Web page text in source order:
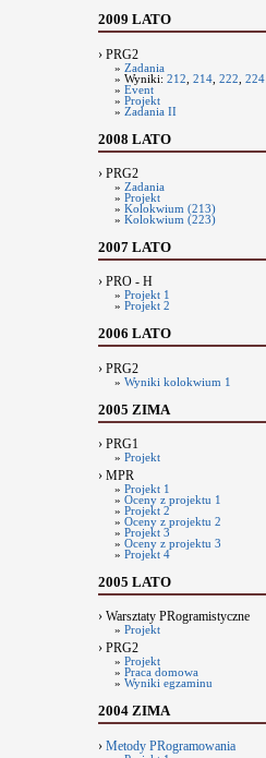
2009 LATO
› PRG2
» Zadania
» Wyniki: 212 214 222
224
» Event
» Projekt
» Zadania II
2008 LATO
› PRG2
» Zadania
» Projekt
» Kolokwium (213)
» Kolokwium (223)
2007 LATO
› PRO - H
» Projekt 1
» Projekt 2
2006 LATO
› PRG2
» Wyniki kolokwium 1
2005 ZIMA
› PRG1
» Projekt
› MPR
» Projekt 1
» Oceny z projektu 1
» Projekt 2
» Oceny z projektu 2
» Projekt 3
» Oceny z projektu 3
» Projekt 4
2005 LATO
› Warsztaty PRogramistyczne
» Projekt
› PRG2
» Projekt
» Praca domowa
» Wyniki egzaminu
2004 ZIMA
› Metody PRogramowania